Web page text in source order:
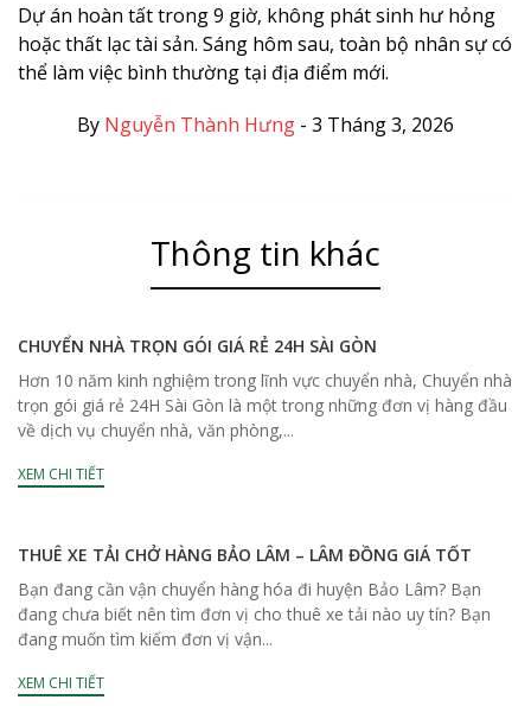
Dự án hoàn tất trong 9 giờ, không phát sinh hư hỏng
hoặc thất lạc tài sản. Sáng hôm sau, toàn bộ nhân sự có
thể làm việc bình thường tại địa điểm mới.
By Nguyễn Thành Hưng - 3 Tháng 3, 2026
Thông tin khác
CHUYỂN NHÀ TRỌN GÓI GIÁ RẺ 24H SÀI GÒN
Hơn 10 năm kinh nghiệm trong lĩnh vực chuyển nhà, Chuyển nhà
trọn gói giá rẻ 24H Sài Gòn là một trong những đơn vị hàng đầu
về dịch vụ chuyển nhà, văn phòng,...
XEM CHI TIẾT
THUÊ XE TẢI CHỞ HÀNG BẢO LÂM – LÂM ĐỒNG GIÁ TỐT
Bạn đang cần vận chuyển hàng hóa đi huyện Bảo Lâm? Bạn
đang chưa biết nên tìm đơn vị cho thuê xe tải nào uy tín? Bạn
đang muốn tìm kiếm đơn vị vận...
XEM CHI TIẾT